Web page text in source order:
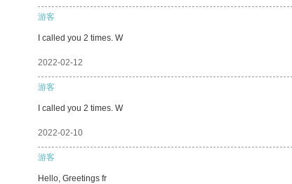
游客
I called you 2 times. W
2022-02-12
游客
I called you 2 times. W
2022-02-10
游客
Hello, Greetings fr